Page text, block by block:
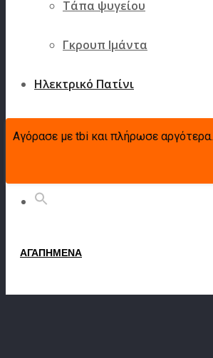
Τάπα ψυγείου
Γκρουπ Ιμάντα
Ηλεκτρικό Πατίνι
Σχετικά με εμάς
ΑΓΑΠΗΜΕΝΑ
Αγόρασε με tbi και πλήρωσε αργότερα.